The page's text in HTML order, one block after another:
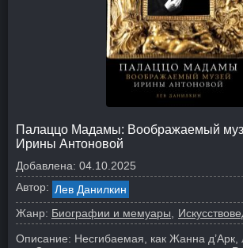
Палаццо Мадамы: Воображаемый
Ирины Антоновой
Добавлена: 04.10.2025
Автор: Лев Данилкин
Жанр: Биографии и мемуары
Описание: Несгибаемая, как Жанна д’Арк,